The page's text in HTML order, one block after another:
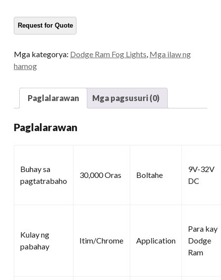
sa
Dodge
2500
3500
Mga kategorya: Dodge Ram Fog Lights Mga ilaw ng
hamog
Paglalarawan Mga pagsusuri (0)
Paglalarawan
Buhay sa
pagtatrabaho
30,000 Oras Boltahe
9V-32V
DC
Kulay ng
pabahay
Itim/Chrome Application
Para kay
Dodge
Ram